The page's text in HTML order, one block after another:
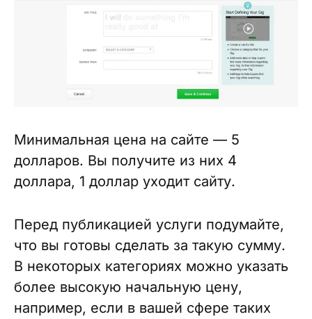
Минимальная цена на сайте — 5
долларов. Вы получите из них 4
доллара, 1 доллар уходит сайту.
Перед публикацией услуги подумайте,
что вы готовы сделать за такую сумму.
В некоторых категориях можно указать
более высокую начальную цену,
например, если в вашей сфере таких